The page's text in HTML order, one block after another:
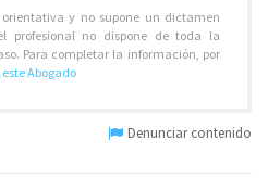
orientativa y no supone un dictamen
profesional no dispone de toda la
Para completar la información, por
Abogado
Denunciar contenido